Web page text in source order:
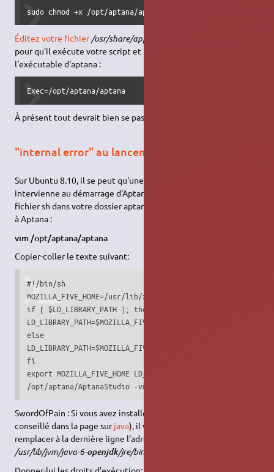
sudo chmod +x /opt/aptana/aptana
Éditez votre fichier /usr/share/applications/aptana.desktop
pour qu'il exécute votre script et non plus directement
l'exécutable d'aptana :
Exec=/opt/aptana/aptana
À présent tout devrait bien se passer. Bon développement !
"internal error" au lancement
Sur Ubuntu 8.10, il se peut qu'une erreur (internal error)
intervienne au démarrage d'Aptana. Dans ce cas, créer un
fichier sh dans votre dossier aptana qui nous servira de lanceur
à Aptana :
vim /opt/aptana/aptana
Copier-coller le texte suivant:
#!/bin/sh
MOZILLA_FIVE_HOME=/usr/lib/xulrunner
if [ $LD_LIBRARY_PATH ]; then
LD_LIBRARY_PATH=$MOZILLA_FIVE_HOME:$LD_LIBRARY_PATH
else
LD_LIBRARY_PATH=$MOZILLA_FIVE_HOME
fi
export MOZILLA_FIVE_HOME LD_LIBRARY_PATH
/opt/aptana/AptanaStudio -vm /usr/lib/jvm/java-6-sun/jre/
SwordOfPain : Si vous avez installé
conseillé dans la page surjava), il vous faudra sûrement
remplacer à la dernière ligne l'adresse de l'exécutable java par
/usr/lib/jvm/java-6-openjdk/jre/bin/java